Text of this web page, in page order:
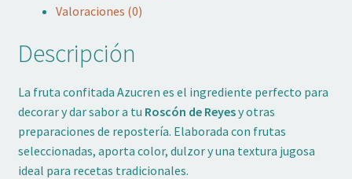
Blog de Repostería
Valoraciones (0)
Descripción
La fruta confitada Azucren es el ingrediente perfecto para
decorar y dar sabor a tu Roscón de Reyesy otras
preparaciones de repostería. Elaborada con frutas
seleccionadas, aporta color, dulzor y una textura jugosa
ideal para recetas tradicionales.